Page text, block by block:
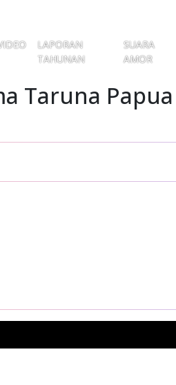
LAPORAN
TAHUNAN
SUARA
AMOR
Taruna Papua